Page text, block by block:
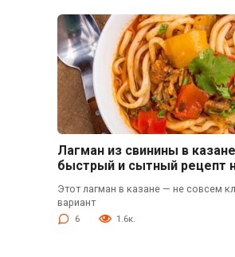
Лагман из свинины в
быстрый и сытный рецепт
Этот лагман в казане — не совсем
вариант
6 1.6к.